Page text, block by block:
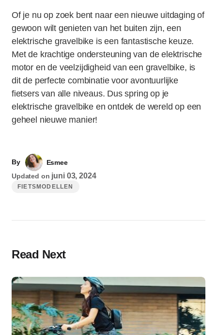
Of je nu op zoek bent naar een nieuwe uitdaging of
gewoon wilt genieten van het buiten zijn, een
elektrische gravelbike is een fantastische keuze.
Met de krachtige ondersteuning van de elektrische
motor en de veelzijdigheid van een gravelbike, is
dit de perfecte combinatie voor avontuurlijke
fietsers van alle niveaus. Dus spring op je
elektrische gravelbike en ontdek de wereld op een
geheel nieuwe manier!
By
Esmee
Updated on juni 03, 2024
FIETSMODELLEN
Read Next